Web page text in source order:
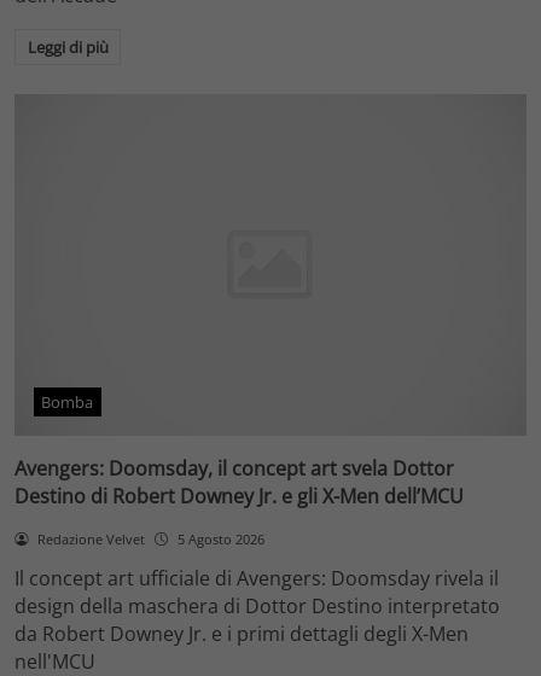
Leggi di più
Bomba
Avengers: Doomsday, il concept art svela Dottor
Destino di Robert Downey Jr. e gli X-Men dell’MCU
Redazione Velvet 5 Agosto 2026
Il concept art ufficiale di Avengers: Doomsday rivela il
design della maschera di Dottor Destino interpretato
da Robert Downey Jr. e i primi dettagli degli X-Men
nell'MCU